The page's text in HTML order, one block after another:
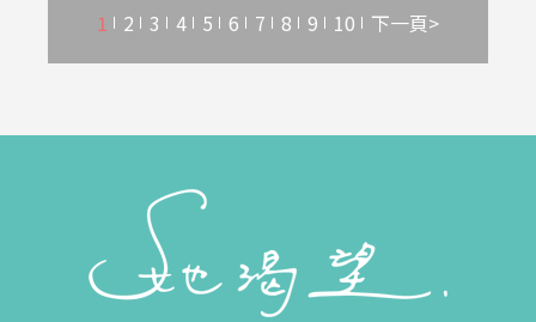
1 2 3 4 5 6 7 8 9 10 下一頁>